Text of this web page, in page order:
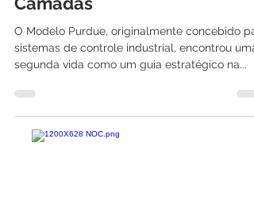
Segurança em Múltiplas
Camadas
O Modelo Purdue, originalmente concebido
segunda vida como um guia estratégico na...